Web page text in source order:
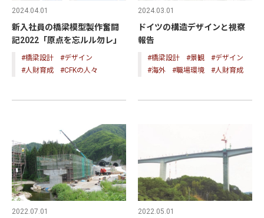
2024.04.01
新入社員の橋梁模型製作奮闘
記2022「原点を忘ルル勿レ」
#橋梁設計
#デザイン
#人財育成
#CFKの人々
2024.03.01
ドイツの構造デザインと視察
報告
#橋梁設計 #景観
#デザイン
#海外
#職場環境 #人財育成
2022.07.01 2022.05.01